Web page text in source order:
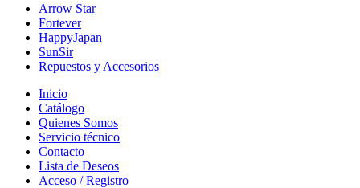
Arrow Star
Fortever
HappyJapan
SunSir
Repuestos y Accesorios
Inicio
Catálogo
Quienes Somos
Servicio técnico
Contacto
Lista de Deseos
Acceso / Registro